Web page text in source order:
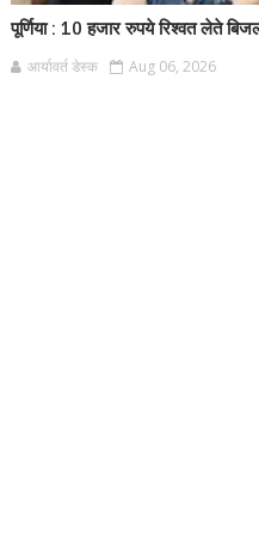
पूर्णिया : 10 हजार रुपये रिश्वत लेते
आर्यावर्त डेस्क Aug 06, 2026